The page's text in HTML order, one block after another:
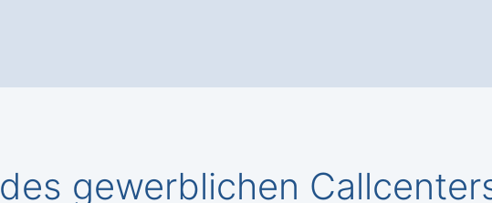
des gewerblichen